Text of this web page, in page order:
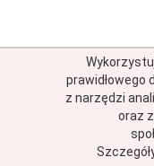
prawidłowego
z narzędzi
oraz